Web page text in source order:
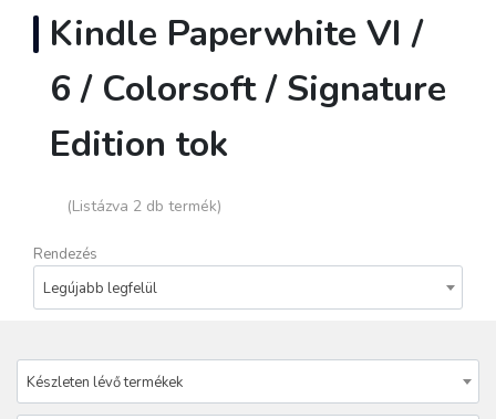
Kindle Paperwhite VI /
6 / Colorsoft / Signature
Edition tok
(Listázva 2 db termék)
Rendezés
Legújabb legfelül
Készleten lévő termékek